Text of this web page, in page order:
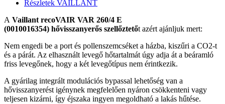
Részletek VAILLANT
A Vaillant recoVAIR VAR 260/4 E
(0010016354) hővisszanyerős szellőztetőt azért ajánljuk mert:
Nem engedi be a port és pollenszemcséket a házba, kiszűri a CO2-t
és a párát. Az elhasznált levegő hőtartalmát úgy adja át a beáramló
friss levegőnek, hogy a két levegőtípus nem érintkezik.
A gyárilag integrált modulációs bypassal lehetőség van a
hővisszanyerést igénynek megfelelően nyáron csökkenteni vagy
teljesen kizárni, így éjszaka ingyen megoldható a lakás hűtése.